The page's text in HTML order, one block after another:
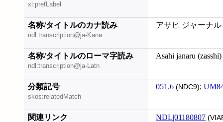
xl:prefLabel
名称/タイトルのカナ読み
ndl:transcription@ja-Kana
アサヒ ジャーナ
名称/タイトルのローマ字読み
ndl:transcription@ja-Latn
Asahi janaru (zasshi)
分類記号
skos:relatedMatch
051.6 (NDC9);
関連リンク NDL|01180807